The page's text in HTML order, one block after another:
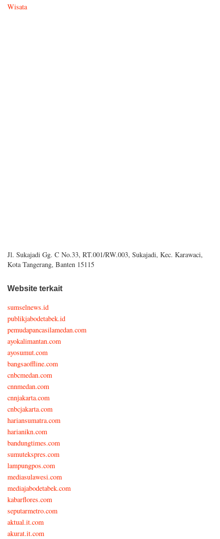
Wisata
Jl. Sukajadi Gg. C No.33, RT.001/RW.003, Sukajadi, Kec. Karawaci,
Kota Tangerang, Banten 15115
Website terkait
sumselnews.id
publikjabodetabek.id
pemudapancasilamedan.com
ayokalimantan.com
ayosumut.com
bangsaoffline.com
cnbcmedan.com
cnnmedan.com
cnnjakarta.com
cnbcjakarta.com
hariansumatra.com
harianikn.com
bandungtimes.com
sumutekspres.com
lampungpos.com
mediasulawesi.com
mediajabodetabek.com
kabarflores.com
seputarmetro.com
aktual.it.com
akurat.it.com